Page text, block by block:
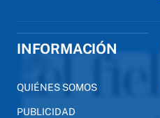
INFORMACIÓN
QUIÉNES SOMOS
PUBLICIDAD